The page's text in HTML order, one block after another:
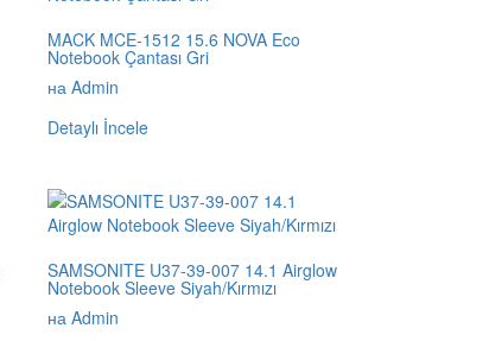
MACK MCE-1512 15.6 NOVA Eco
Notebook Çantası Gri
на Admin
Detaylı İncele
SAMSONITE U37-39-007 14.1 Airglow
Notebook Sleeve Siyah/Kırmızı
на Admin